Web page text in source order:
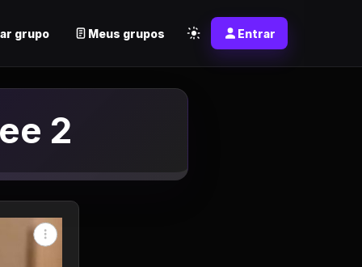
grupo Meus grupos Entrar
2